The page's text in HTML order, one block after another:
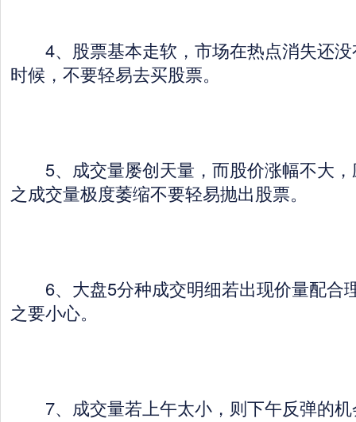
4、股票基本走软，市场在热点消失还没
时候，不要轻易去买股票。
5、成交量屡创天量，而股价涨幅不大，
之成交量极度萎缩不要轻易抛出股票。
6、大盘5分种成交明细若出现价量配合
之要小心。
7、成交量若上午太小，则下午反弹的机